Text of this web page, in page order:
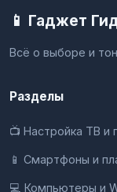
📱 Гаджет
Всё о выборе и
Разделы
📺 Настройка ТВ и
📱 Смартфоны и
💻 Компьютеры и